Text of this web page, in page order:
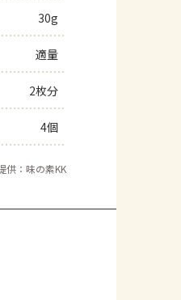
30g
適量
2枚分
4個
供：味の素KK